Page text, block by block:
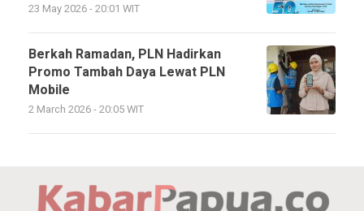
23 May 2026 - 20:01 WIT
Berkah Ramadan, PLN Hadirkan
Promo Tambah Daya Lewat PLN
Mobile
2 March 2026 - 20:05 WIT